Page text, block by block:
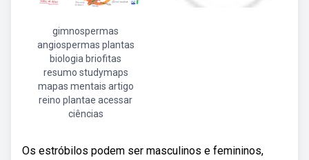
gimnospermas
angiospermas plantas
biologia briofitas
resumo studymaps
mapas mentais artigo
reino plantae acessar
ciências
Os estróbilos podem ser masculinos e femininos,